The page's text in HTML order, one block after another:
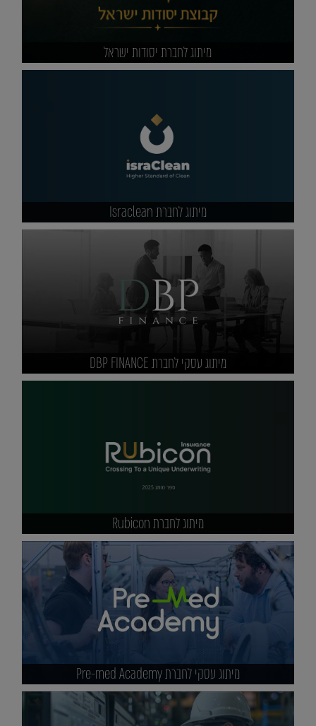
מיתוג לחברת יסודות ישראל
מיתוג לחברת Israclean
מיתוג עסקי לחברת DBP FINANCE
מיתוג לחברת Rubicon
מיתוג עסקי לחברת Pre-med Academy